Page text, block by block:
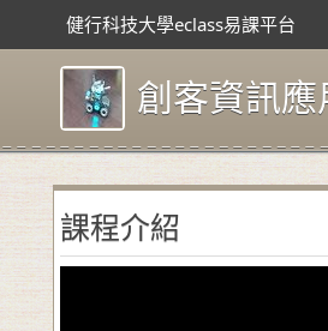
健行科技大學eclass易課平台
創客資訊
課程介紹